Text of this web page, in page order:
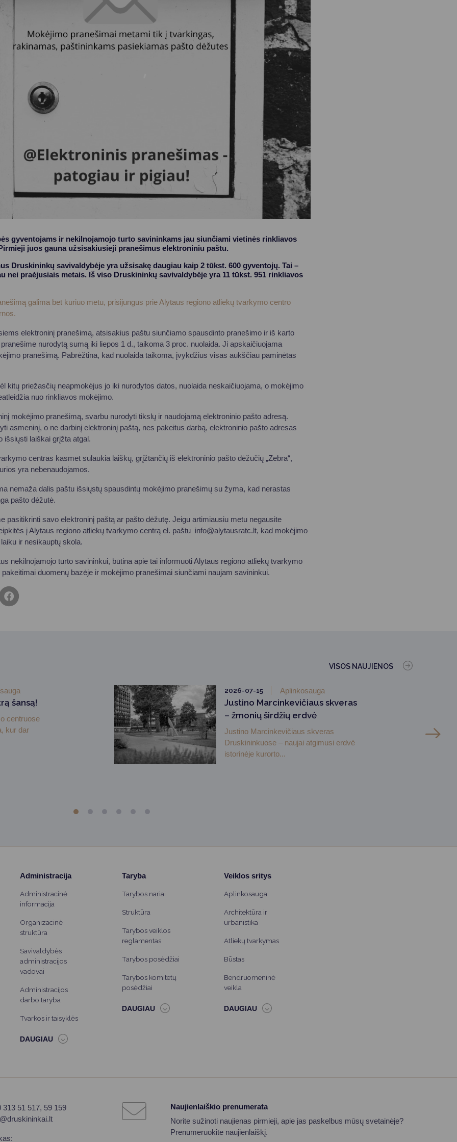
Pranešėjų apsauga
Asmens duomenų apsauga
gyventojams ir nekilnojamojo turto savininkams jau siunčiami vietinės rinkliavos
juos gauna užsisakiusieji pranešimus elektroniniu paštu.
Druskininkų savivaldybėje yra užsisakę daugiau kaip 2 tūkst. 600 gyventojų. Tai –
nei praėjusiais metais. Iš viso Druskininkų savivaldybėje yra 11 tūkst. 951 rinkliavos
galima bet kuriuo metu, prisijungus prie Alytaus regiono atliekų tvarkymo centro
elektroninį pranešimą, atsisakius paštu siunčiamo spausdinto pranešimo ir iš karto
pranešime nurodytą sumą iki liepos 1 d., taikoma 3 proc. nuolaida. Ji apskaičiuojama
pranešimą. Pabrėžtina, kad nuolaida taikoma, įvykdžius visas aukščiau paminėtas
kitų priežasčių neapmokėjus jo iki nurodytos datos, nuolaida neskaičiuojama, o mokėjimo
nuo rinkliavos mokėjimo.
mokėjimo pranešimą, svarbu nurodyti tikslų ir naudojamą elektroninio pašto adresą.
asmeninį, o ne darbinį elektroninį paštą, nes pakeitus darbą, elektroninio pašto adresas
išsiųsti laiškai grįžta atgal.
centras kasmet sulaukia laiškų, grįžtančių iš elektroninio pašto dėžučių „Zebra“,
yra nebenaudojamos.
nemaža dalis paštu išsiųstų spausdintų mokėjimo pranešimų su žyma, kad nerastas
pašto dėžutė.
pasitikrinti savo elektroninį paštą ar pašto dėžutę. Jeigu artimiausiu metu negausite
į Alytaus regiono atliekų tvarkymo centrą el. paštu info@alytausratc.lt, kad mokėjimo
ir nesikauptų skola.
nekilnojamojo turto savininkui, būtina apie tai informuoti Alytaus regiono atliekų tvarkymo
pakeitimai duomenų bazėje ir mokėjimo pranešimai siunčiami naujam savininkui.
VISOS NAUJIENOS
šansą!
centruose
kur dar
2026-07-15 Aplinkosauga
Justino Marcinkevičiaus skveras
– žmonių širdžių erdvė
Justino Marcinkevičiaus skveras
Druskininkuose – naujai atgimusi erdvė
istorinėje kurorto...
Administracija
Administracinė
informacija
Organizacinė
struktūra
Savivaldybės
administracijos
vadovai
Administracijos
darbo taryba
Tvarkos ir taisyklės
Taryba
Tarybos nariai
Struktūra
Tarybos veiklos
reglamentas
Tarybos posėdžiai
Tarybos komitetų
posėdžiai
Veiklos sritys
Aplinkosauga
Architektūra ir
urbanistika
Atliekų tvarkymas
Būstas
Bendruomeninė
veikla
313 51 517, 59 159
Naujienlaiškio prenumerata
Norite sužinoti naujienas pirmieji, apie jas paskelbus mūsų svetainėje?
Prenumeruokite naujienlaiškį.